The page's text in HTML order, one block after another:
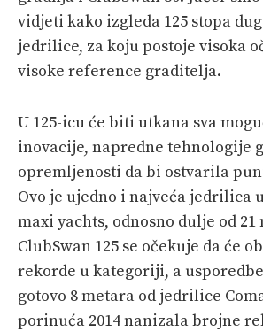
vidjeti kako izgleda 125 stopa
jedrilice, za koju postoje visoka
visoke reference graditelja.
U 125-icu će biti utkana sva
inovacije, napredne tehnologije
opremljenosti da bi ostvarila
Ovo je ujedno i najveća jedrilica
maxi yachts, odnosno dulje od 21
ClubSwan 125 se očekuje da će
rekorde u kategoriji, a
gotovo 8 metara od jedrilice
porinuća 2014 nanizala brojne